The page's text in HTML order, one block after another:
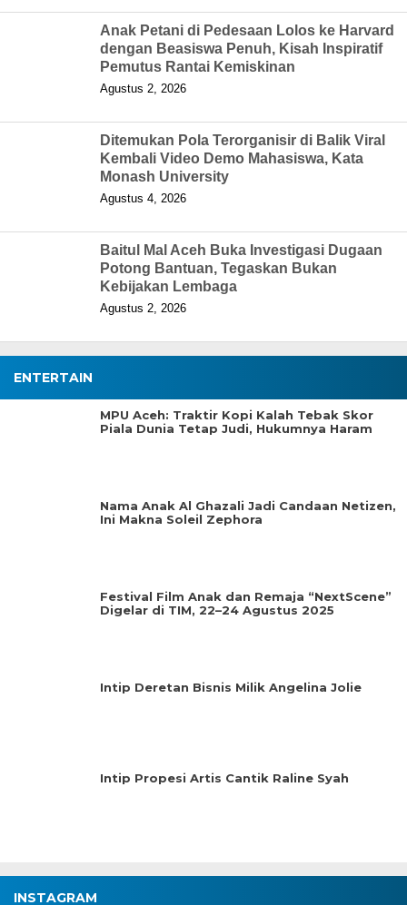
Anak Petani di Pedesaan Lolos ke Harvard
dengan Beasiswa Penuh, Kisah Inspiratif
Pemutus Rantai Kemiskinan
Agustus 2, 2026
Ditemukan Pola Terorganisir di Balik Viral
Kembali Video Demo Mahasiswa, Kata
Monash University
Agustus 4, 2026
Baitul Mal Aceh Buka Investigasi Dugaan
Potong Bantuan, Tegaskan Bukan
Kebijakan Lembaga
Agustus 2, 2026
ENTERTAIN
MPU Aceh: Traktir Kopi Kalah Tebak Skor
Piala Dunia Tetap Judi, Hukumnya Haram
Nama Anak Al Ghazali Jadi Candaan Netizen,
Ini Makna Soleil Zephora
Festival Film Anak dan Remaja “NextScene”
Digelar di TIM, 22–24 Agustus 2025
Intip Deretan Bisnis Milik Angelina Jolie
Intip Propesi Artis Cantik Raline Syah
INSTAGRAM